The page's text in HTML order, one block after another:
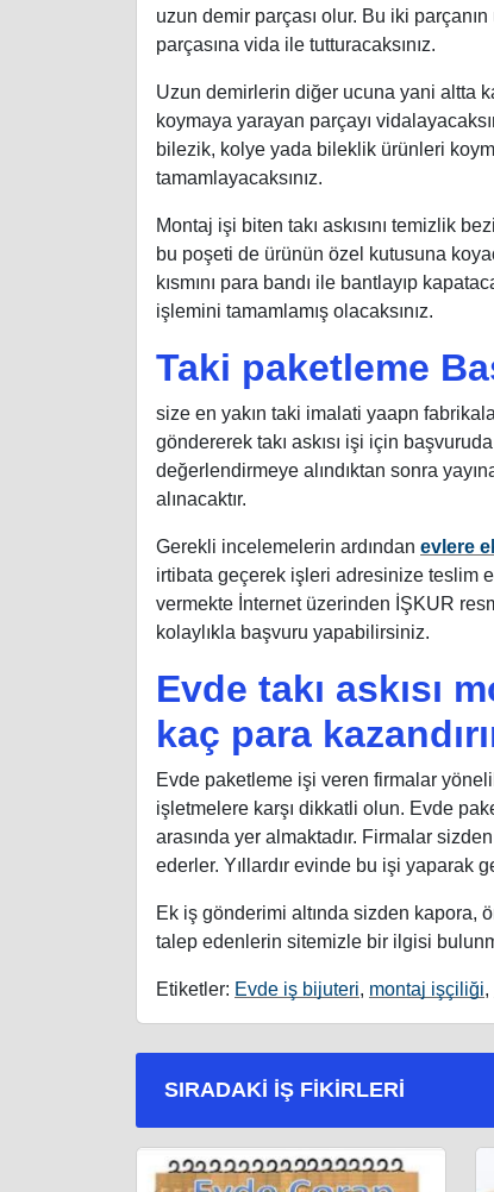
uzun demir parçası olur. Bu iki
parçasına vida ile tutturacaksınız.
Uzun demirlerin diğer ucuna yani altta
koymaya yarayan parçayı
bilezik, kolye yada bileklik ürünleri
tamamlayacaksınız.
Montaj işi biten takı askısını temizlik
bu poşeti de ürünün özel kutusuna
kısmını para bandı ile bantlayıp
işlemini tamamlamış olacaksınız.
Taki paketleme
size en yakın taki imalati yaapn
göndererek takı askısı işi için
değerlendirmeye alındıktan sonra
alınacaktır.
Gerekli incelemelerin ardından evlere
irtibata geçerek işleri adresinize teslim
vermekte İnternet üzerinden İŞKUR
kolaylıkla başvuru yapabilirsiniz.
Evde takı askısı
kaç para
Evde paketleme işi veren firmalar
işletmelere karşı dikkatli olun. Evde
arasında yer almaktadır. Firmalar
ederler. Yıllardır evinde bu işi yaparak
Ek iş gönderimi altında sizden kapora,
talep edenlerin sitemizle bir ilgisi
Etiketler: Evde iş bijuteri, montaj işçiliği,
SIRADAKI İŞ FIKIRLERI